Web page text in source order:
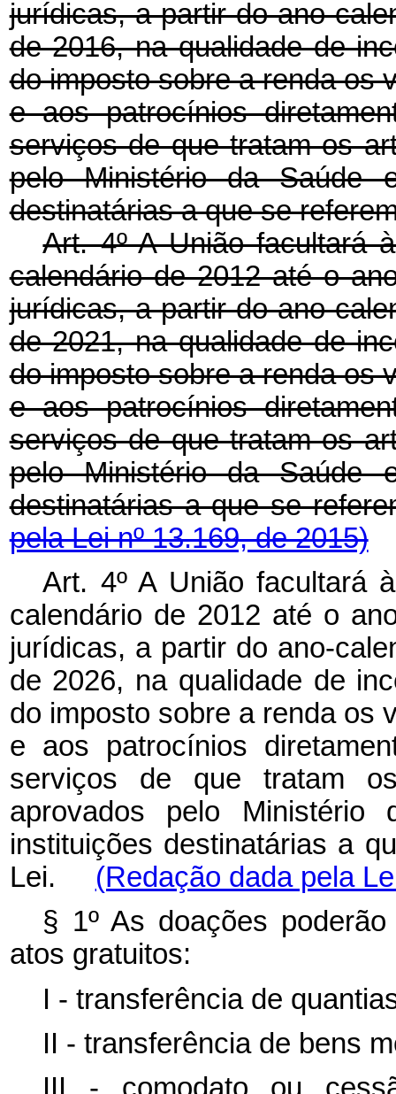
jurídicas, a partir do ano-
de 2016, na qualidade de
do imposto sobre a renda os
e aos patrocínios
serviços de que tratam os
pelo Ministério da Saúde
destinatárias a que se
Art. 4º A União facultará
calendário de 2012 até o
jurídicas, a partir do ano-
de 2021, na qualidade de
do imposto sobre a renda os
e aos patrocínios
serviços de que tratam os
pelo Ministério da Saúde
destinatárias a que se
pela Lei nº 13.169, de 2015)
Art. 4º A União facultará
calendário de 2012 até o
jurídicas, a partir do ano-
de 2026, na qualidade de
do imposto sobre a renda os
e aos patrocínios
serviços de que tratam
aprovados pelo Ministério
instituições destinatárias a
Lei. (Redação dada pela
§ 1º As doações
atos gratuitos:
I - transferência de
II - transferência de bens